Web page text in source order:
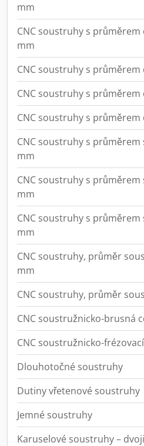
mm
CNC soustruhy s průměrem
mm
CNC soustruhy s průměrem
CNC soustruhy s průměrem
CNC soustruhy s průměrem
CNC soustruhy s
mm
CNC soustruhy s
mm
CNC soustruhy s
mm
CNC soustruhy, průměr
mm
CNC soustruhy, průměr
CNC soustružnicko-brusná
CNC soustružnicko-
Dlouhotočné soustruhy
Dutiny vřetenové soustruhy
Jemné soustruhy
Karuselové soustruhy –